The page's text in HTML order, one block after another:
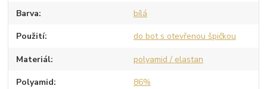
Barva bílá
Použití do bot s otevřenou špičkou
Materiál polyamid / elastan
Polyamid 86%